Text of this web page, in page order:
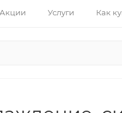
Акции Услуги Как